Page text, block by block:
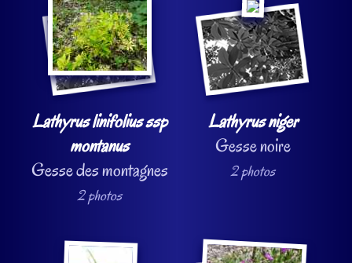
Lathyrus linifolius ssp
montanus
Gesse des montagnes
2 photos
Lathyrus niger
Gesse noire
2 photos